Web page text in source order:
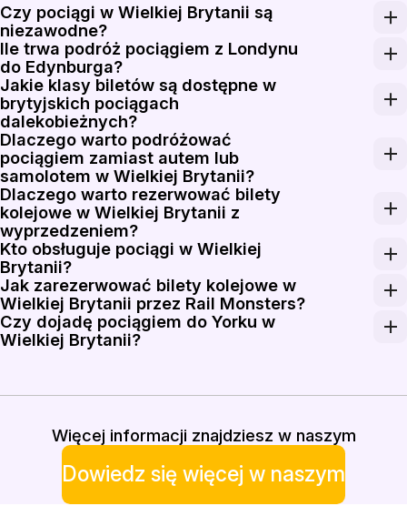
Czy pociągi w Wielkiej Brytanii są
niezawodne?
Pociągi dalekobieżne w Wielkiej Brytanii kursują
Ile trwa podróż pociągiem z Londynu
do Edynburga?
Najszybsze pociągi LNER ze stacji London King's
Jakie klasy biletów są dostępne w
brytyjskich pociągach
dalekobieżnych?
Większość przewoźników dalekobieżnych w Wielkiej
Dlaczego warto podróżować
pociągiem zamiast autem lub
samolotem w Wielkiej Brytanii?
Pociągi w Wielkiej Brytanii łączą bezpośrednio
Dlaczego warto rezerwować bilety
kolejowe w Wielkiej Brytanii z
wyprzedzeniem?
Ceny biletów długodystansowych w Wielkiej Brytanii
Kto obsługuje pociągi w Wielkiej
Brytanii?
Sieć kolejowa w Wielkiej Brytanii działa w ramach
Jak zarezerwować bilety kolejowe w
Wielkiej Brytanii przez Rail Monsters?
Wpisz stację początkową, stację docelową i datę
Czy dojadę pociągiem do Yorku w
Wielkiej Brytanii?
Więcej informacji znajdziesz w naszym
Dowiedz się więcej w naszym